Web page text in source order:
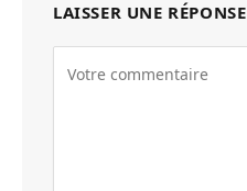
LAISSER UNE RÉPONSE